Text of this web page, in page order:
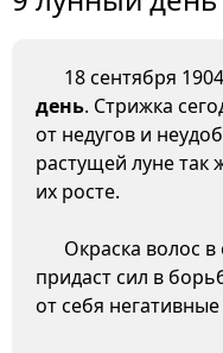
18 сентября
день. Стрижка
от недугов и
растущей луне так
их росте.
Окраска волос в
придаст сил в
от себя